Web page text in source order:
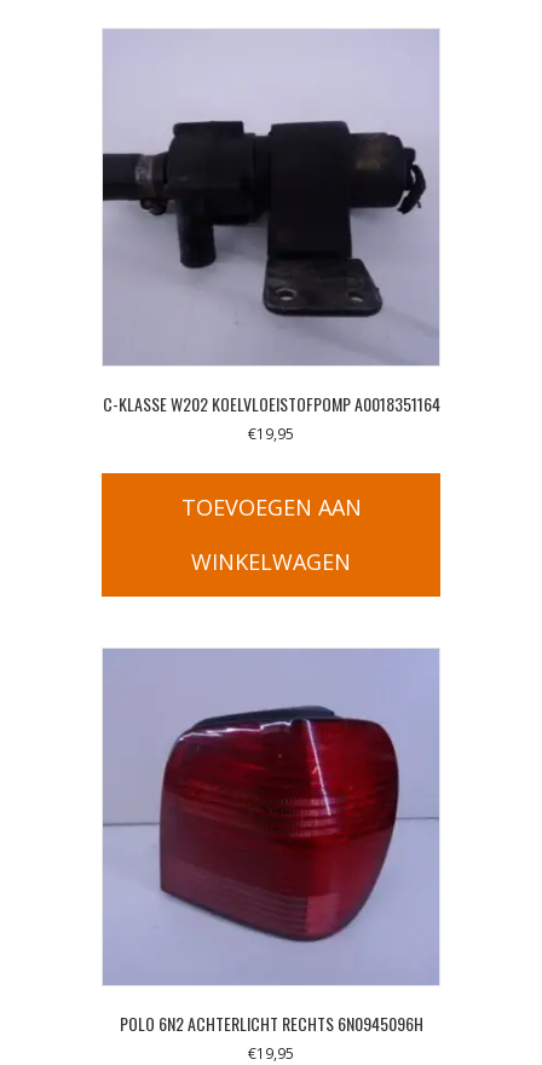
C-KLASSE W202 KOELVLOEISTOFPOMP A0018351164
€19,95
TOEVOEGEN AAN
WINKELWAGEN
POLO 6N2 ACHTERLICHT RECHTS 6N0945096H
€19,95